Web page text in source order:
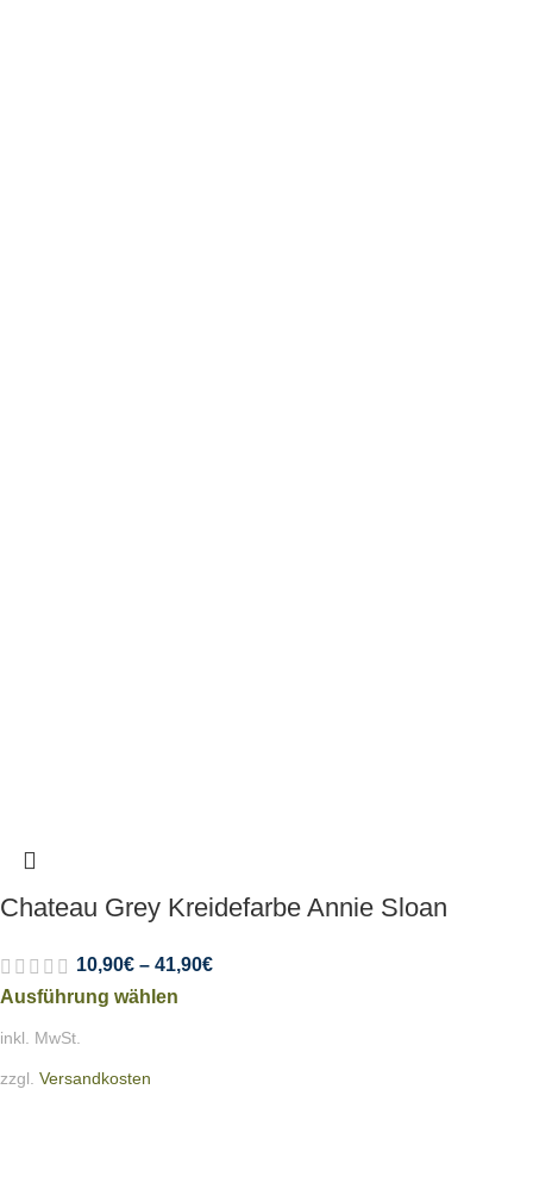
Chateau Grey Kreidefarbe Annie Sloan
10,90€ – 41,90€
Ausführung wählen
inkl. MwSt.
zzgl. Versandkosten